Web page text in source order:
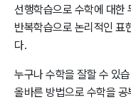
선행학습으로 수학에 대한
반복학습으로 논리적인 표
다.
누구나 수학을 잘할 수 있
올바른 방법으로 수학을 공